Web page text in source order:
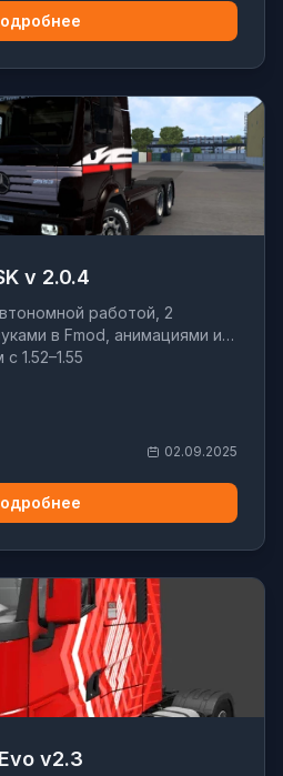
v 2.0.4
работой, 2
в Fmod, анимациями и
1.52–1.55
02.09.2025
v2.3